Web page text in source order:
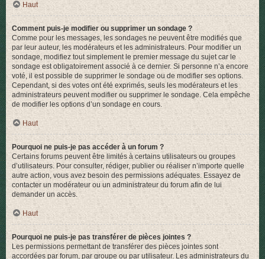
Haut
Comment puis-je modifier ou supprimer un sondage ?
Comme pour les messages, les sondages ne peuvent être modifiés que
par leur auteur, les modérateurs et les administrateurs. Pour modifier un
sondage, modifiez tout simplement le premier message du sujet car le
sondage est obligatoirement associé à ce dernier. Si personne n’a encore
voté, il est possible de supprimer le sondage ou de modifier ses options.
Cependant, si des votes ont été exprimés, seuls les modérateurs et les
administrateurs peuvent modifier ou supprimer le sondage. Cela empêche
de modifier les options d’un sondage en cours.
Haut
Pourquoi ne puis-je pas accéder à un forum ?
Certains forums peuvent être limités à certains utilisateurs ou groupes
d’utilisateurs. Pour consulter, rédiger, publier ou réaliser n’importe quelle
autre action, vous avez besoin des permissions adéquates. Essayez de
contacter un modérateur ou un administrateur du forum afin de lui
demander un accès.
Haut
Pourquoi ne puis-je pas transférer de pièces jointes ?
Les permissions permettant de transférer des pièces jointes sont
accordées par forum, par groupe ou par utilisateur. Les administrateurs du